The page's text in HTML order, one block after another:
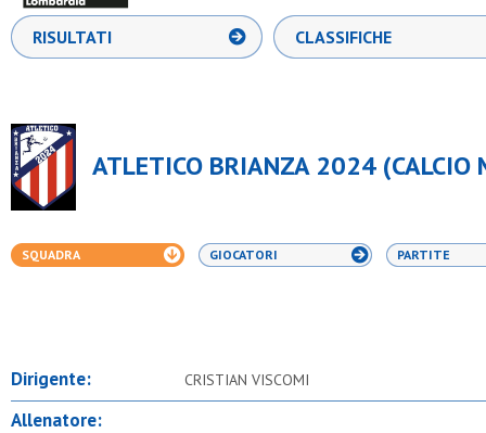
RISULTATI CLASSIFICHE
ATLETICO BRIANZA 2024 (CALCIO
SQUADRA GIOCATORI PARTITE
Dirigente: CRISTIAN VISCOMI
Allenatore: